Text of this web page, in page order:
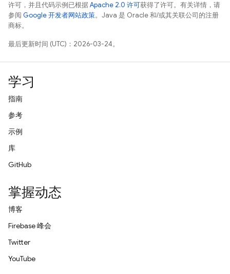
许可，并且代码示例已根据Apache 2.0 许可获得了许可。有关详情，请
参阅 Google 开发者网站政策。Java 是 Oracle 和/或其关联公司的注册
商标。
最后更新时间 (UTC)：2026-03-24。
学习
指南
参考
示例
库
GitHub
掌握动态
博客
Firebase 峰会
Twitter
YouTube